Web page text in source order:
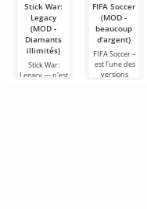
Stick War:
Legacy
(MOD -
Diamants
illimités)
Stick War:
Legacy — n'est
FIFA Soccer
(MOD -
beaucoup
d'argent)
FIFA Soccer –
est l'une des
versions